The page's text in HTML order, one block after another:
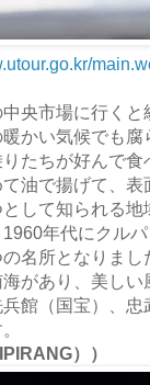
央市場に行く
かい気候でも
たちが好んで
油で揚げて、
して知られる
年代にクル
名所となりま
があり、美し
館（国宝）、
））